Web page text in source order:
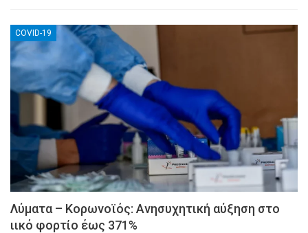
COVID-19
Λύματα – Κορωνοϊός: Ανησυχητική αύξηση στο
ιικό φορτίο έως 371%